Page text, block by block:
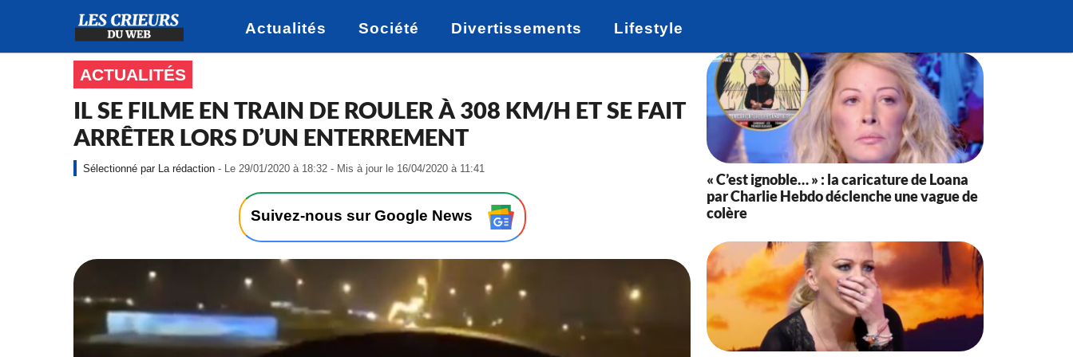
Actualités Société Divertissements Lifestyle
ACTUALITÉS
IL SE FILME EN TRAIN DE ROULER À 308 KM/H ET SE FAIT
ARRÊTER LORS D’UN ENTERREMENT
La rédaction - Le 29/01/2020 à 18:32 - Mis à jour le 16/04/2020 à 11:41
2
/
0
/
2
Suivez-nous sur Google News
« C’est ignoble… » : la caricature de Loana
par Charlie Hebdo déclenche une vague de
colère